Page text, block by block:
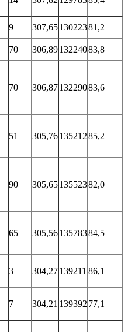
9 307,6513022381,2
70 306,8913224083,8
70 306,8713229083,6
51 305,7613521285,2
90 305,6513552382,0
65 305,5613578384,5
3 304,27139211 86,1
7 304,21 13939277,1